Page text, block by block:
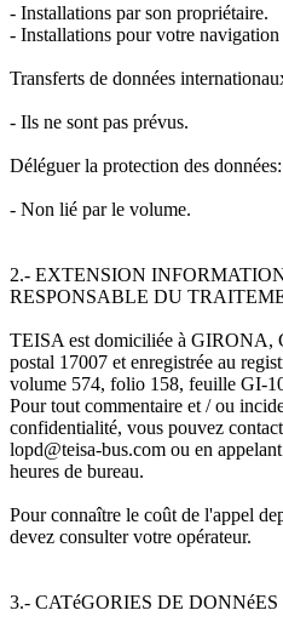
- Installations par son propriétaire.
- Installations pour votre
Transferts de données
- Ils ne sont pas prévus.
Déléguer la protection des données:
- Non lié par le volume.
2.- EXTENSION
RESPONSABLE DU
TEISA est domiciliée à GIRONA,
postal 17007 et enregistrée au
volume 574, folio 158, feuille GI-
Pour tout commentaire et / ou
confidentialité, vous pouvez
lopd@teisa-bus.com ou en
heures de bureau.
Pour connaître le coût de l'appel
devez consulter votre opérateur.
3.- CATéGORIES DE